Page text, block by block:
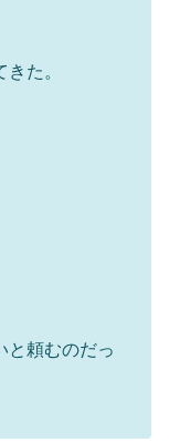
た。
と頼むのだっ